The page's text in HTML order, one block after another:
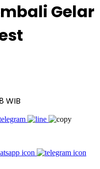
Gelar
WIB